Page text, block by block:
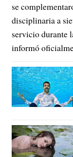
se
disciplinaria a
servicio durante
informó